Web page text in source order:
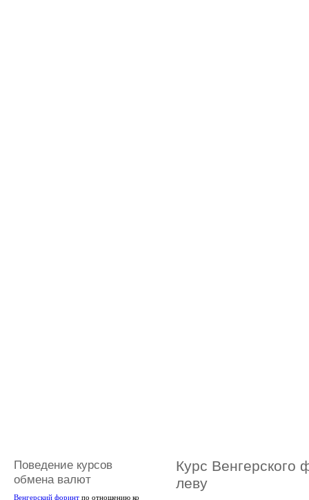
Поведение курсов
обмена валют
Венгерский форинт по отношению ко
Курс Венгерского
леву